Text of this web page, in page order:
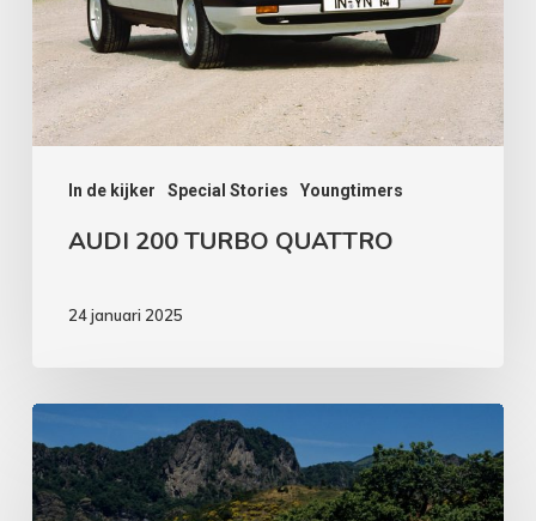
In de kijker Special Stories Youngtimers
AUDI 200 TURBO QUATTRO
24 januari 2025
ESCORT
XR3i